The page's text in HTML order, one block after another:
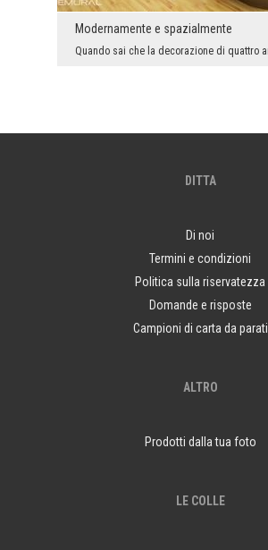
Modernamente e spazialmente
DITTA
Di noi
Termini e condizioni
Politica sulla riservatezza
Domande e risposte
Campioni di carta da parati
ALTRO
Prodotti dalla tua foto
LE COLLE